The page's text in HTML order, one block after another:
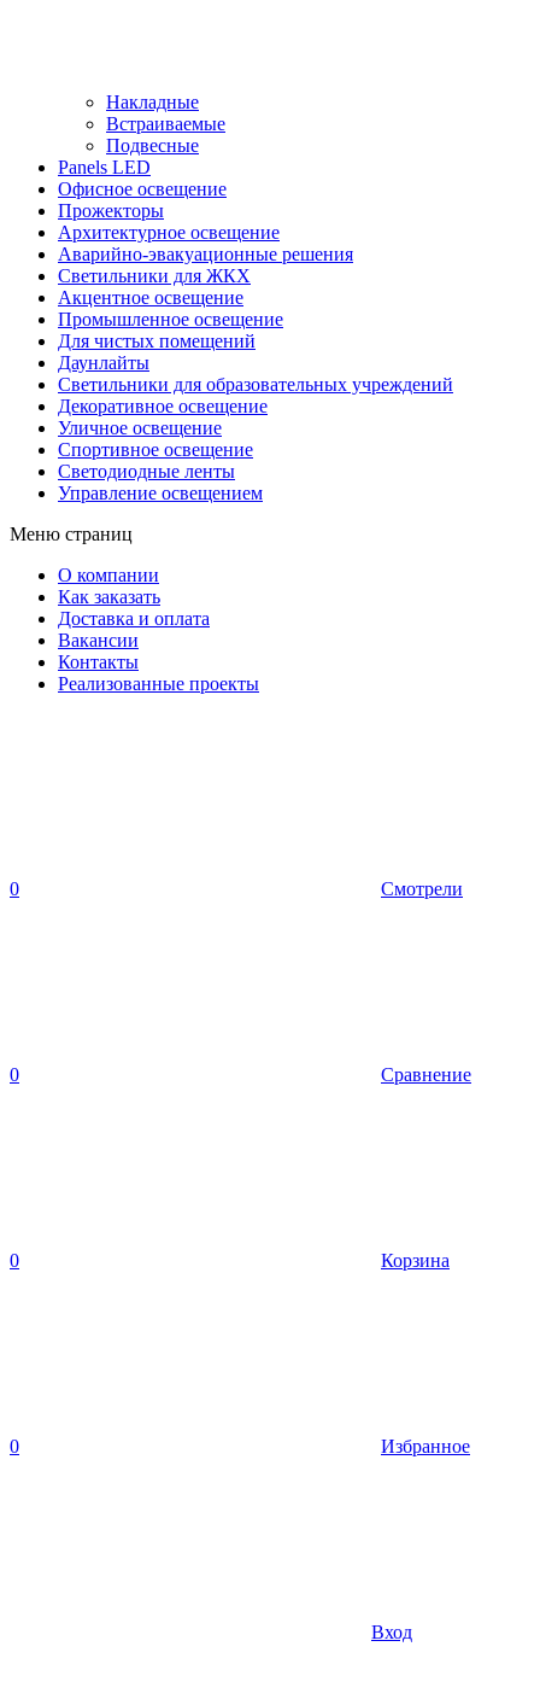
Накладные
Встраиваемые
Подвесные
Panels LED
Офисное освещение
Прожекторы
Архитектурное освещение
Аварийно-эвакуационные решения
Светильники для ЖКХ
Акцентное освещение
Промышленное освещение
Для чистых помещений
Даунлайты
Светильники для образовательных учреждений
Декоративное освещение
Уличное освещение
Спортивное освещение
Светодиодные ленты
Управление освещением
Меню страниц
О компании
Как заказать
Доставка и оплата
Вакансии
Контакты
Реализованные проекты
0 Смотрели
0 Сравнение
0 Корзина
0 Избранное
Вход